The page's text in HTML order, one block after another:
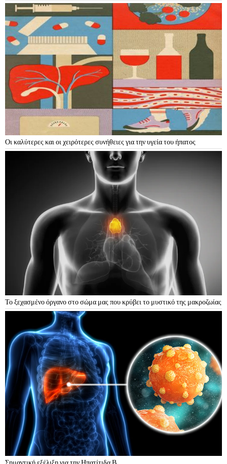
Οι καλύτερες και οι χειρότερες συνήθειες για την υγεία του ήπατος
Το ξεχασμένο όργανο στο σώμα μας που κρύβει το μυστικό της μακροζωίας